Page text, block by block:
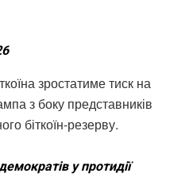
зростатиме тиск на
з боку представників
біткоїн-резерву.
у протидії